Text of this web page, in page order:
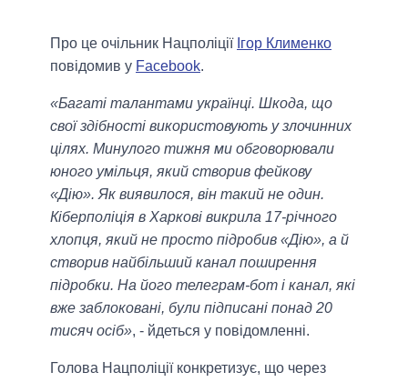
Про це очільник Нацполіції Ігор Клименко
повідомив у Facebook.
«Багаті талантами українці. Шкода, що
свої здібності використовують у злочинних
цілях. Минулого тижня ми обговорювали
юного умільця, який створив фейкову
«Дію». Як виявилося, він такий не один.
Кіберполіція в Харкові викрила 17-річного
хлопця, який не просто підробив «Дію», а й
створив найбільший канал поширення
підробки. На його телеграм-бот і канал, які
вже заблоковані, були підписані понад 20
тисяч осіб», - йдеться у повідомленні.
Голова Нацполіції конкретизує, що через